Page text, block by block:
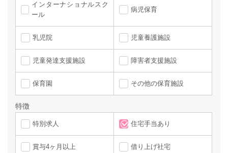
インターナショナルスク
ール
病児保育
乳児院 児童養護施設
児童発達支援施設 障害者支援施設
保育園 その他の保育施設
特徴
特別求人 住宅手当あり
賞与4ヶ月以上 借り上げ社宅